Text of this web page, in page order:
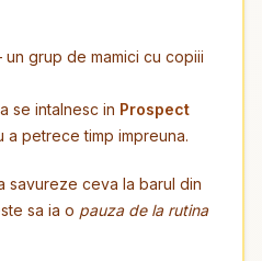
un grup de mamici cu copiii
se intalnesc in Prospect
a petrece timp impreuna.
savureze ceva la barul din
sa ia o pauza de la rutina